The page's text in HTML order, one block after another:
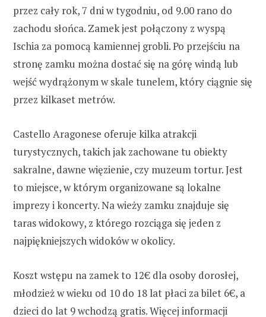
przez cały rok, 7 dni w tygodniu, od 9.00 rano do
zachodu słońca. Zamek jest połączony z wyspą
Ischia za pomocą kamiennej grobli. Po przejściu na
stronę zamku można dostać się na górę windą lub
wejść wydrążonym w skale tunelem, który ciągnie się
przez kilkaset metrów.
Castello Aragonese oferuje kilka atrakcji
turystycznych, takich jak zachowane tu obiekty
sakralne, dawne więzienie, czy muzeum tortur. Jest
to miejsce, w którym organizowane są lokalne
imprezy i koncerty. Na wieży zamku znajduje się
taras widokowy, z którego rozciąga się jeden z
najpiękniejszych widoków w okolicy.
Koszt wstępu na zamek to 12€ dla osoby dorosłej,
młodzież w wieku od 10 do 18 lat płaci za bilet 6€, a
dzieci do lat 9 wchodzą gratis. Więcej informacji